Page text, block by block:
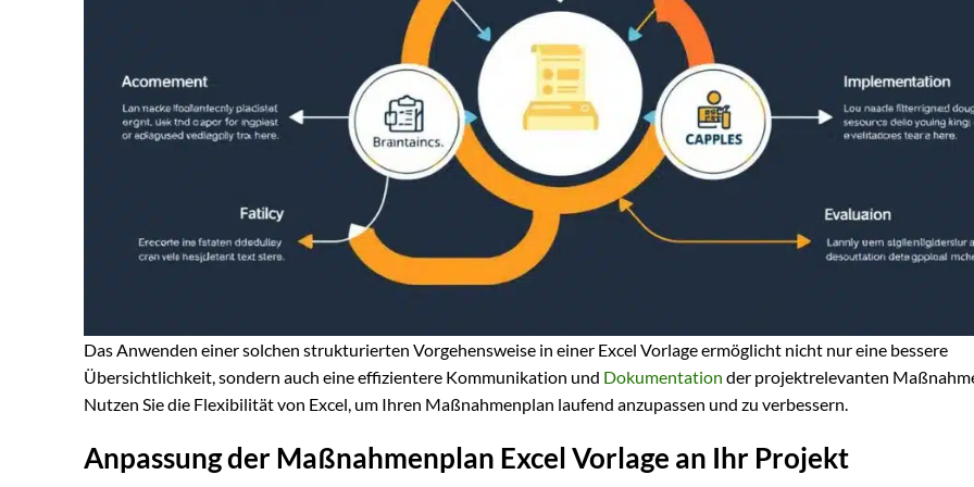
Das Anwenden einer solchen strukturierten Vorgehensweise in einer Excel Vorlage ermöglicht nicht nur eine bessere
Übersichtlichkeit, sondern auch eine effizientere Kommunikation und Dokumentation der projektrelevanten
Nutzen Sie die Flexibilität von Excel, um Ihren Maßnahmenplan laufend anzupassen und zu verbessern.
Anpassung der Maßnahmenplan Excel Vorlage an Ihr Projekt